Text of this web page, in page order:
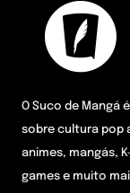
O Suco de Mangá
sobre cultura pop
animes, mangás,
games e muito